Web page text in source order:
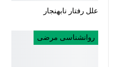
علل رفتار نابهنجار
روانشناسی مرضی